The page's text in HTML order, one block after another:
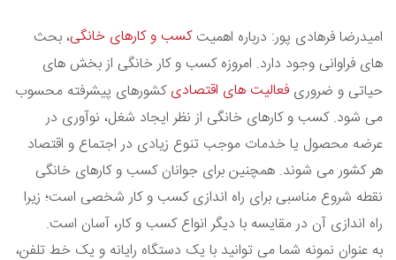
امیدرضا فرهادی پور: درباره اهمیتکسب و کارهای خانگی، بحث
های فراوانی وجود دارد. امروزه کسب و کار خانگی از بخش های
حیاتی و ضروری فعالیت های اقتصادیکشورهای پیشرفته محسوب
می شود. کسب و کارهای خانگی از نظر ایجاد شغل، نوآوری در
عرضه محصول یا خدمات موجب تنوع زیادی در اجتماع و اقتصاد
هر کشور می شوند. همچنین برای جوانان کسب و کارهای خانگی
نقطه شروع مناسبی برای راه اندازی کسب و کار شخصی است؛ زیرا
راه اندازی آن در مقایسه با دیگر انواع کسب و کار، آسان است.
به عنوان نمونه شما می توانید با یک دستگاه رایانه و یک خط تلفن،